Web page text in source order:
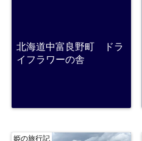
北海道中富良野町 ドラ
イフラワーの舎
姫の旅行記